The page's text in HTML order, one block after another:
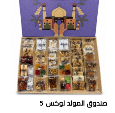
صندوق المولد لوكس 5